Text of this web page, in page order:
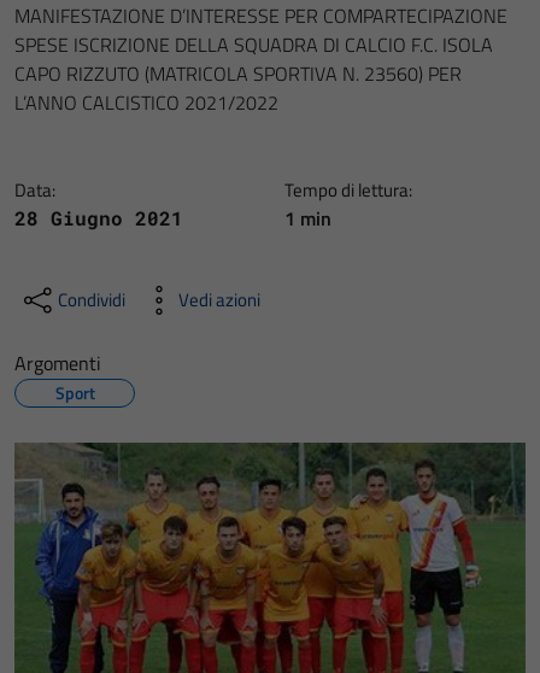
MANIFESTAZIONE D’INTERESSE PER COMPARTECIPAZIONE
SPESE ISCRIZIONE DELLA SQUADRA DI CALCIO F.C. ISOLA
CAPO RIZZUTO (MATRICOLA SPORTIVA N. 23560) PER
L’ANNO CALCISTICO 2021/2022
Data:
28 Giugno 2021
Tempo di lettura:
1 min
Condividi Vedi azioni
Argomenti
Sport